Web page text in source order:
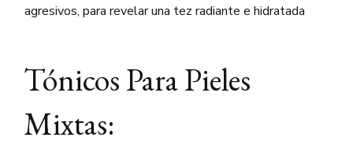
agresivos, para revelar una tez radiante e hidratada
Tónicos Para Pieles
Mixtas: